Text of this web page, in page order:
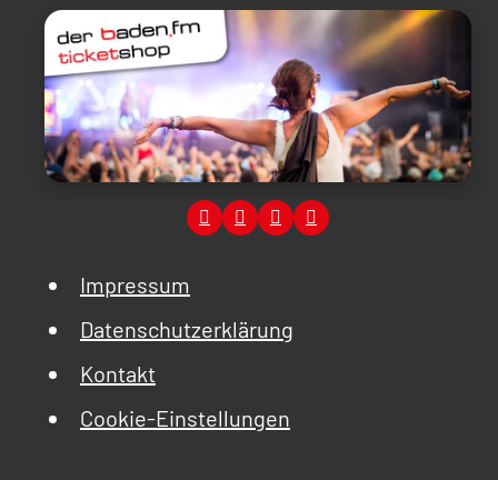
Impressum
Datenschutzerklärung
Kontakt
Cookie-Einstellungen